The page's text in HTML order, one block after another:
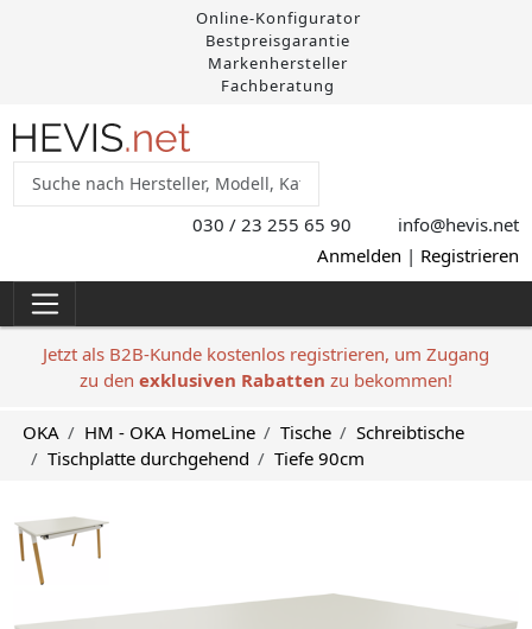
Online-Konfigurator
Bestpreisgarantie
Markenhersteller
Fachberatung
030 / 23 255 65 90 info@hevis.net
Anmelden | Registrieren
Jetzt als B2B-Kunde kostenlos registrieren, um Zugang
zu den exklusiven Rabatten zu bekommen!
OKA HM - OKA HomeLine Tische
Schreibtische
Tischplatte durchgehend
Tiefe 90cm